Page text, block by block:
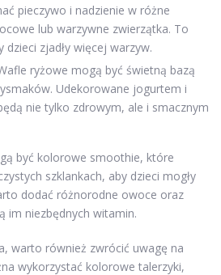
pieczywo i nadzienie w różne
lub warzywne zwierzątka. To
dzieci zjadły więcej warzyw.
ryżowe mogą być świetną bazą
Udekorowane jogurtem i
nie tylko zdrowym, ale i smacznym
być kolorowe smoothie, które
szklankach, aby dzieci mogły
dodać różnorodne owoce oraz
im niezbędnych witamin.
warto również zwrócić uwagę na
wykorzystać kolorowe talerzyki,